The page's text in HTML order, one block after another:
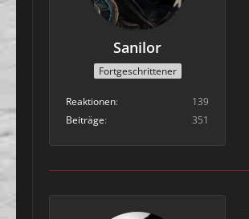
Sanilor
Fortgeschrittener
Reaktionen
139
Beiträge
351